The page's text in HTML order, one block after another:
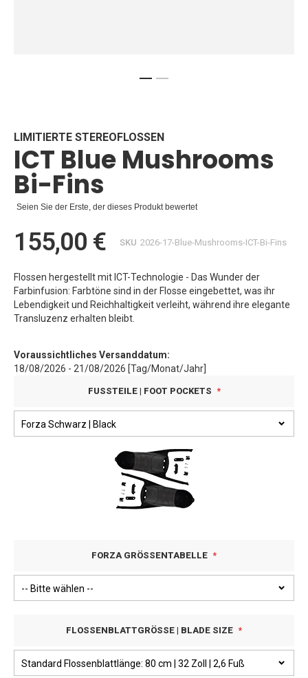
Bildgalerie
springen
LIMITIERTE STEREOFLOSSEN
ICT Blue Mushrooms
Bi-Fins
Seien Sie der Erste, der dieses Produkt bewertet
155,00 € SKU 2026-17-Blue-Mushrooms-ICT-Bi-Fins
Flossen hergestellt mit ICT-Technologie - Das Wunder der
Farbinfusion: Farbtöne sind in der Flosse eingebettet, was ihr
Lebendigkeit und Reichhaltigkeit verleiht, während ihre elegante
Transluzenz erhalten bleibt.
Voraussichtliches Versanddatum:
18/08/2026 - 21/08/2026 [Tag/Monat/Jahr]
FUSSTEILE | FOOT POCKETS
FORZA GRÖSSENTABELLE
FLOSSENBLATTGRÖSSE | BLADE SIZE